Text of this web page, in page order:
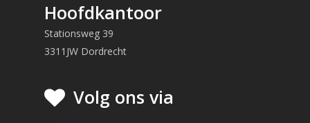
Hoofdkantoor
Stationsweg 39
3311JW Dordrecht
Volg ons via